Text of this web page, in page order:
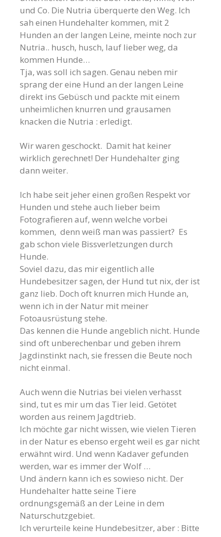
und Co. Die Nutria überquerte den Weg. Ich
sah einen Hundehalter kommen, mit 2
Hunden an der langen Leine, meinte noch zur
Nutria.. husch, husch, lauf lieber weg, da
kommen Hunde…
Tja, was soll ich sagen. Genau neben mir
sprang der eine Hund an der langen Leine
direkt ins Gebüsch und packte mit einem
unheimlichen knurren und grausamen
knacken die Nutria : erledigt.
Wir waren geschockt. Damit hat keiner
wirklich gerechnet! Der Hundehalter ging
dann weiter.
Ich habe seit jeher einen großen Respekt vor
Hunden und stehe auch lieber beim
Fotografieren auf, wenn welche vorbei
kommen, denn weiß man was passiert? Es
gab schon viele Bissverletzungen durch
Hunde.
Soviel dazu, das mir eigentlich alle
Hundebesitzer sagen, der Hund tut nix, der ist
ganz lieb. Doch oft knurren mich Hunde an,
wenn ich in der Natur mit meiner
Fotoausrüstung stehe.
Das kennen die Hunde angeblich nicht. Hunde
sind oft unberechenbar und geben ihrem
Jagdinstinkt nach, sie fressen die Beute noch
nicht einmal.
Auch wenn die Nutrias bei vielen verhasst
sind, tut es mir um das Tier leid. Getötet
worden aus reinem Jagdtrieb.
Ich möchte gar nicht wissen, wie vielen Tieren
in der Natur es ebenso ergeht weil es gar nicht
erwähnt wird. Und wenn Kadaver gefunden
werden, war es immer der Wolf …
Und ändern kann ich es sowieso nicht. Der
Hundehalter hatte seine Tiere
ordnungsgemäß an der Leine in dem
Naturschutzgebiet.
Ich verurteile keine Hundebesitzer, aber : Bitte